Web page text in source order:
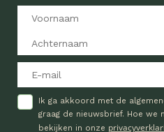
Ik ga akkoord met de
graag de nieuwsbrief. Hoe we
bekijken in onze